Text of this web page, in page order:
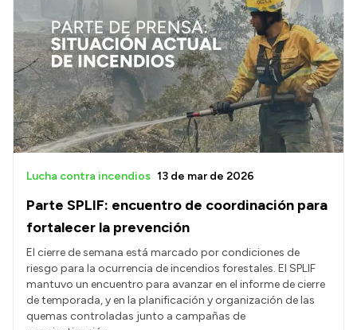
Parte SPLIF: encuentro de coordinación para
fortalecer la prevención
Lucha contra incendios 13 de mar de 2026
El cierre de semana está marcado por condiciones de
riesgo para la ocurrencia de incendios forestales. El SPLIF
mantuvo un encuentro para avanzar en el informe de cierre
de temporada, y en la planificación y organización de las
quemas controladas junto a campañas de